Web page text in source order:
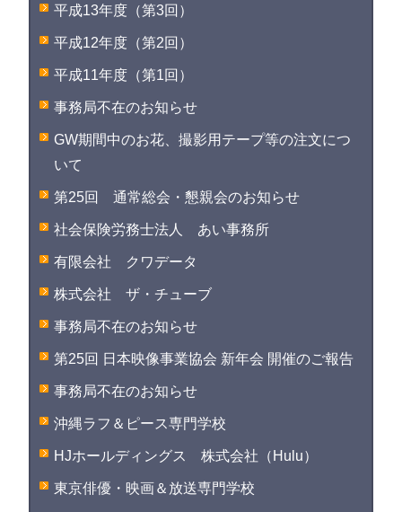
平成13年度（第3回）
平成12年度（第2回）
平成11年度（第1回）
事務局不在のお知らせ
GW期間中のお花、撮影用テープ等の注文につ
いて
第25回 通常総会・懇親会のお知らせ
社会保険労務士法人 あい事務所
有限会社 クワデータ
株式会社 ザ・チューブ
事務局不在のお知らせ
第25回 日本映像事業協会 新年会 開催のご報告
事務局不在のお知らせ
沖縄ラフ＆ピース専門学校
HJホールディングス 株式会社（Hulu）
東京俳優・映画＆放送専門学校